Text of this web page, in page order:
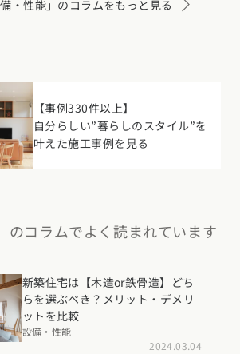
備・性能」のコラムをもっと見る
【事例330件以上】
自分らしい”暮らしのスタイル”を
叶えた施工事例を見る
のコラムでよく読まれています
新築住宅は【木造or鉄骨造】どち
らを選ぶべき？メリット・デメリ
ットを比較
設備・性能
2024.03.04